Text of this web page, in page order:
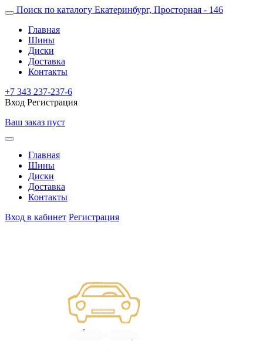
Поиск по каталогу Екатеринбург, Просторная - 146
Главная
Шины
Диски
Доставка
Контакты
+7 343 237-237-6
Вход Регистрация
Ваш заказ пуст
Главная
Шины
Диски
Доставка
Контакты
Вход в кабинет Регистрация